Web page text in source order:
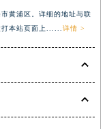
心（需提前预约）
中心（需提前预约）
黄浦区。详细的地址与联
本站页面上...... 详情 >